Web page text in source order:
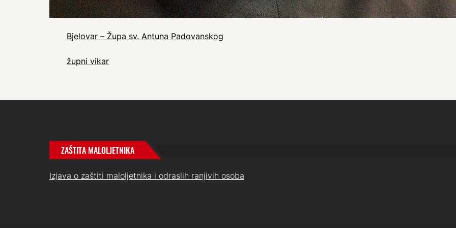
Bjelovar – Župa sv. Antuna Padovanskog
župni vikar
ZAŠTITA MALOLJETNIKA
Izjava o zaštiti maloljetnika i odraslih ranjivih osoba